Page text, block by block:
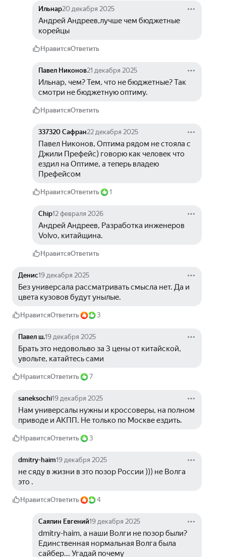
Ильнар20 декабря 2025
Андрей Андреев,лучше чем бюджетные
корейцы
НравитсяОтветить
Павел Никонов21 декабря 2025
Ильнар, чем? Тем, что не бюджетные? Так
смотри не бюджетную оптиму.
НравитсяОтветить
337320 Сафран22 декабря 2025
Павел Никонов, Оптима рядом не стояла с
Джили Префейс) говорю как человек что
ездил на Оптиме, а теперь владею
Префейсом
НравитсяОтветить 1
Chip12 февраля 2026
Андрей Андреев, Разработка инженеров
Volvo, китайщина.
НравитсяОтветить
Денис19 декабря 2025
Без универсала рассматривать смысла нет. Да и
цвета кузовов будут унылые.
НравитсяОтветить 3
Павел ш.19 декабря 2025
Брать это недовольво за 3 цены от китайской,
увольте, катайтесь сами
НравитсяОтветить 7
saneksochi19 декабря 2025
Нам универсалы нужны и кроссоверы, на полном
приводе и АКПП. Не только по Москве ездить.
НравитсяОтветить 3
dmitry-haim19 декабря 2025
не сяду в жизни в это позор России ))) не Волга
это .
НравитсяОтветить 4
Саяпин Евгений19 декабря 2025
dmitry-haim, а наши Волги не позор были?
Единственная нормальная Волга была
сайбер... Угадай почему